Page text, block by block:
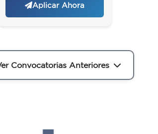
Aplicar Ahora
Convocatorias Anteriores